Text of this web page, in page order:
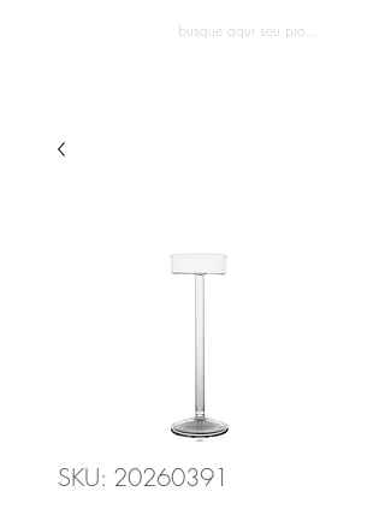
SKU: 20260391